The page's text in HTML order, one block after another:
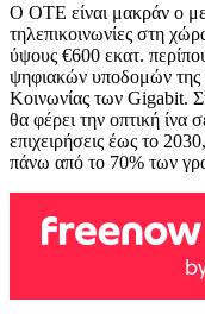
Ο ΟΤΕ είναι μακράν ο
τηλεπικοινωνίες στη
ύψους €600 εκατ.
ψηφιακών υποδομών της
Κοινωνίας των Gigabit.
θα φέρει την οπτική ίνα
επιχειρήσεις έως το
πάνω από το 70% των